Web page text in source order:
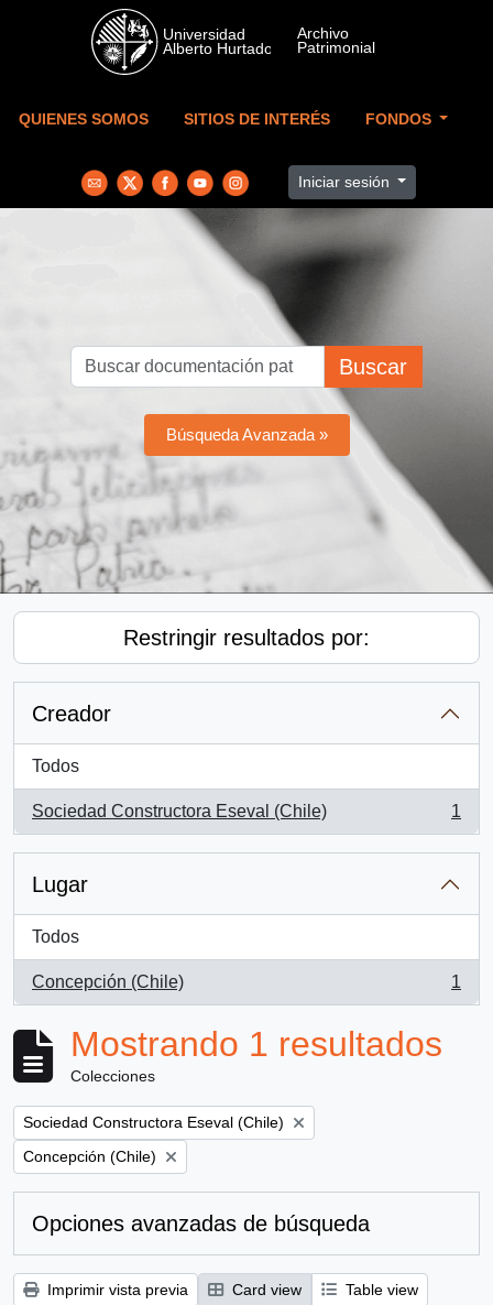
Skip to main content
QUIENES SOMOS SITIOS DE INTERÉS FONDOS
Iniciar sesión
Buscar
Búsqueda Avanzada »
Restringir resultados por:
Creador
Todos
Sociedad Constructora Eseval (Chile)
, 1 resultados
1
Lugar
Todos
Concepción (Chile)
, 1 resultados
1
Mostrando 1 resultados
Colecciones
Remove filter:
Sociedad Constructora Eseval (Chile)
Remove filter:
Concepción (Chile)
Opciones avanzadas de búsqueda
Imprimir vista previa Card view
Table view